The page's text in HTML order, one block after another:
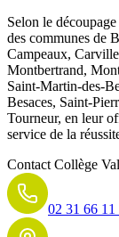
Selon le
des communes de
Campeaux,
Montbertrand,
Saint-Martin-des-
Besaces, Saint-
Tourneur, en leur
service de la
Contact Collège
02 31 66 11